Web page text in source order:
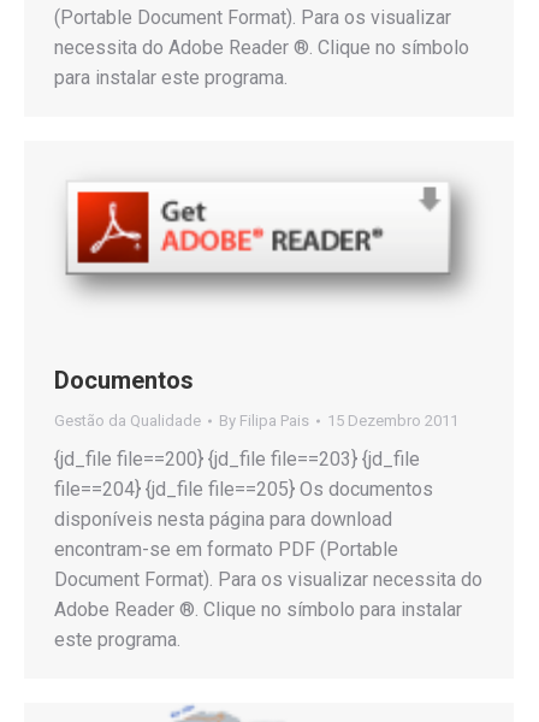
(Portable Document Format). Para os visualizar
necessita do Adobe Reader ®. Clique no símbolo
para instalar este programa.
Documentos
Gestão da Qualidade By Filipa Pais 15 Dezembro 2011
{jd_file file==200} {jd_file file==203} {jd_file
file==204} {jd_file file==205} Os documentos
disponíveis nesta página para download
encontram-se em formato PDF (Portable
Document Format). Para os visualizar necessita do
Adobe Reader ®. Clique no símbolo para instalar
este programa.